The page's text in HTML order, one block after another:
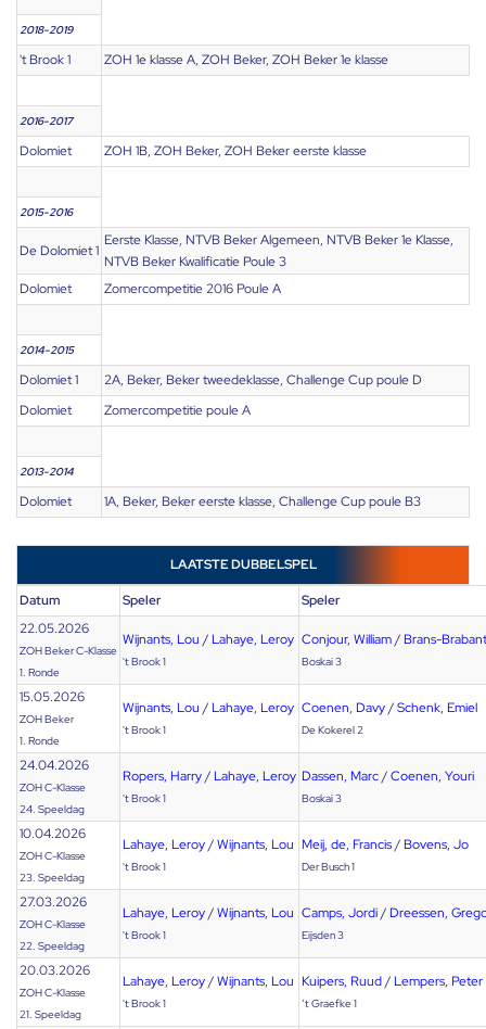
2018-2019
't Brook 1 ZOH 1e klasse A, ZOH Beker, ZOH Beker 1e klasse
2016-2017
Dolomiet ZOH 1B, ZOH Beker, ZOH Beker eerste klasse
2015-2016
De Dolomiet 1
Eerste Klasse, NTVB Beker Algemeen, NTVB Beker 1e Klasse,
NTVB Beker Kwalificatie Poule 3
Dolomiet
Zomercompetitie 2016 Poule A
2014-2015
Dolomiet 1
2A, Beker, Beker tweedeklasse, Challenge Cup poule D
Dolomiet
Zomercompetitie poule A
2013-2014
Dolomiet 1A, Beker, Beker eerste klasse, Challenge Cup poule B3
LAATSTE DUBBELSPEL
Datum Speler
Speler
22.05.2026
ZOH Beker C-Klasse
1. Ronde
Wijnants, Lou / Lahaye, Leroy
't Brook 1
Conjour, William/ Brans-
Boskai 3
15.05.2026
ZOH Beker
1. Ronde
Wijnants, Lou / Lahaye, Leroy
't Brook 1
Coenen, Davy/Schenk, Emiel
De Kokerel 2
24.04.2026
ZOH C-Klasse
24. Speeldag
Ropers, Harry/ Lahaye, Leroy
't Brook 1
Dassen, Marc/Coenen, Youri
Boskai 3
10.04.2026
ZOH C-Klasse
23. Speeldag
Lahaye, Leroy/Wijnants, Lou
't Brook 1
Meij, de, Francis/ Bovens, Jo
Der Busch 1
27.03.2026
ZOH C-Klasse
22. Speeldag
Lahaye, Leroy/Wijnants, Lou
't Brook 1
Camps, Jordi/ Dreessen,
Eijsden 3
20.03.2026
ZOH C-Klasse
21. Speeldag
Lahaye, Leroy/Wijnants, Lou
't Brook 1
Kuipers, Ruud/ Lempers, Peter
‘t Graefke 1